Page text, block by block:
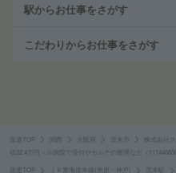
駅からお仕事をさがす
こだわりからお仕事をさがす
派遣TOP 関西 大阪府 茨木市 株式会社
収22.4万円～≫病院で受付やカルテの整理など（
派遣TOP ＪＲ東海道本線(米原－神戸) 茨木駅